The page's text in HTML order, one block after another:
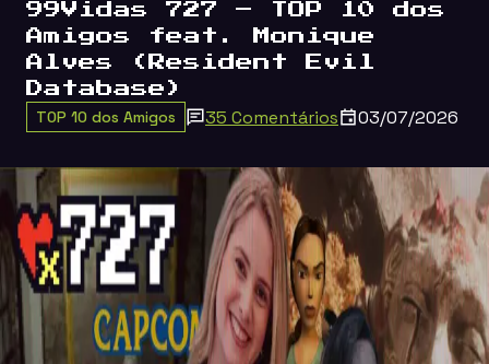
99Vidas 727 – TOP 10 dos
Amigos feat. Monique
Alves (Resident Evil
Database)
TOP 10 dos Amigos 35 Comentários 03/07/2026